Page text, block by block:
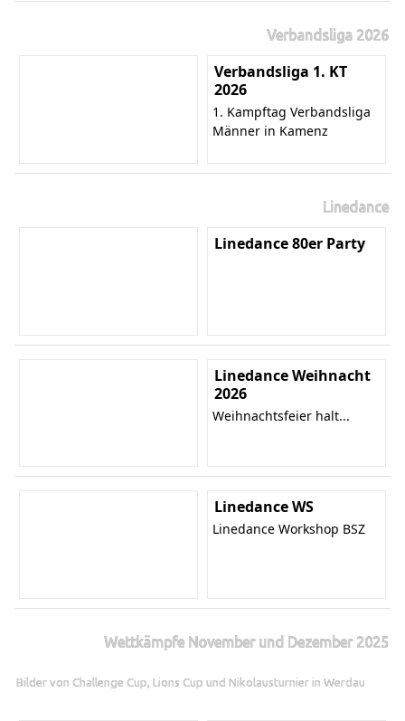
Verbandsliga 2026
Verbandsliga 1. KT
2026
1. Kampftag Verbandsliga
Männer in Kamenz
Linedance
Linedance 80er Party
Linedance Weihnacht
2026
Weihnachtsfeier halt...
Linedance WS
Linedance Workshop BSZ
Wettkämpfe November und Dezember 2025
Bilder von Challenge Cup, Lions Cup und Nikolausturnier in Werdau